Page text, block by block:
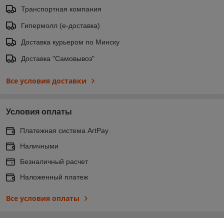
Транспортная компания
Гипермолл (е-доставка)
Доставка курьером по Минску
Доставка "Самовывоз"
Все условия доставки
Условия оплаты
Платежная система ArtPay
Наличными
Безналичный расчет
Наложенный платеж
Все условия оплаты